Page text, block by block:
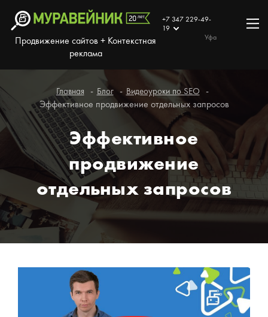
Продвижение сайтов + Контекстная
реклама
+7 347 229-49-
19
Уфа
Главная Блог Видеоуроки по SEO
Эффективное продвижение отдельных запросов
Эффективное
продвижение
отдельных запросов